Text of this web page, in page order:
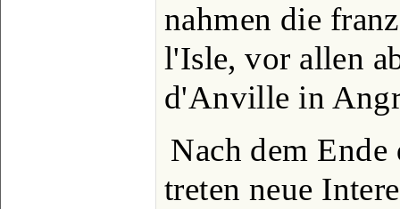
nahmen die
l'Isle, vor allen
d'Anville in
Nach dem
treten neue